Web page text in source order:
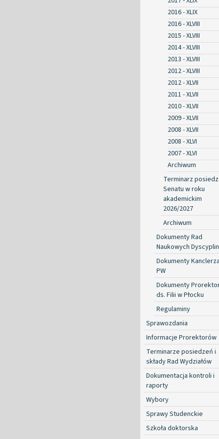
2016 - XLIX
2016 - XLVIII
2015 - XLVIII
2014 - XLVIII
2013 - XLVIII
2012 - XLVIII
2012 - XLVII
2011 - XLVII
2010 - XLVII
2009 - XLVII
2008 - XLVII
2008 - XLVI
2007 - XLVI
Archiwum
Terminarz
Senatu w roku
akademickim
2026/2027
Archiwum
Dokumenty Rad
Naukowych Dyscyplin
Dokumenty
PW
Dokumenty
ds. Filii w Płocku
Regulaminy
Sprawozdania
Informacje Prorektorów
Terminarze posiedzeń i
składy Rad Wydziałów
Dokumentacja kontroli i
raporty
Wybory
Sprawy Studenckie
Szkoła doktorska